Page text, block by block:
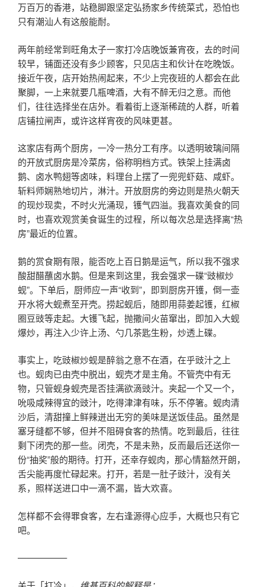
万百万的香港，站稳脚跟坚定弘扬家乡传统菜式，恐怕也
只有潮汕人有这般能耐。
两年前经常到旺角太子一家打冷店晚饭兼宵夜，去的时间
较早，铺面还没有多少顾客，只见店主和伙计在吃晚饭。
接近午夜，店开始热闹起来，不少上完夜班的人都会在此
聚脚，一上来就要几瓶啤酒，大有不醉无归之意。而他
们，往往选择坐在店外。看着街上逐渐稀疏的人群，听着
店铺拉闸声，或许这样宵夜的风味更甚。
这家店有两个厨房，一冷一热分工有序。以透明玻璃间隔
的开放式厨房是冷菜房，俗称明档方式。铁架上挂满卤
鹅、卤水鸭翅等卤味，料理台上摆了一兜兜虾菇、咸虾。
斩料师娴熟地切片，淋汁。开放厨房的旁边则是热火朝天
的现炒现卖，不时火光涌现，镬气四溢。我喜欢美食的同
时，也喜欢观赏美食诞生的过程，所以每次总是选择离“热
房”最近的位置。
鹅的赏食期有限，能否吃上百日鹅是运气，所以我不强求
酸甜醋蘸卤水鹅。但是来到这里，我会强求一碟“豉椒炒
蚬”。下单后，厨师应一声“收到”，即到厨房开镬，倒一壶
开水将大蚬煮至开壳。捞起蚬后，随即用蒜姜起镬，红椒
圈豆豉等走起。大镬飞起，抛撒间火苗窜出，即加入大蚬
爆炒，再注入少许上汤、勺几茶匙生粉，炒透上碟。
事实上，吃豉椒炒蚬是醉翁之意不在酒，在乎豉汁之上
也。蚬肉已由壳中脱出，蚬壳才是主角。不管壳中有无
物，只管蚬身蚬壳是否挂满欲滴豉汁。夹起一个又一个，
吮吸咸辣得宜的豉汁，吃得津津有味，乐不停箸。蚬肉清
沙后，清甜撞上鲜辣迸出无穷的美味是送饭佳品。虽然是
塞牙缝都不够，但并不阻碍食客的热情。吃到最后，往往
剩下闭壳的那一些。闭壳，不是未熟，反而最后还送你一
份“抽奖”般的期待。打开，还幸存蚬肉，那心情豁然开朗，
舌尖能再度忙碌起来。打开，若是一肚子豉汁，没有关
系，照样送进口中一滴不漏，皆大欢喜。
怎样都不会得罪食客，左右逢源得心应手，大概也只有它
吧。
—————–